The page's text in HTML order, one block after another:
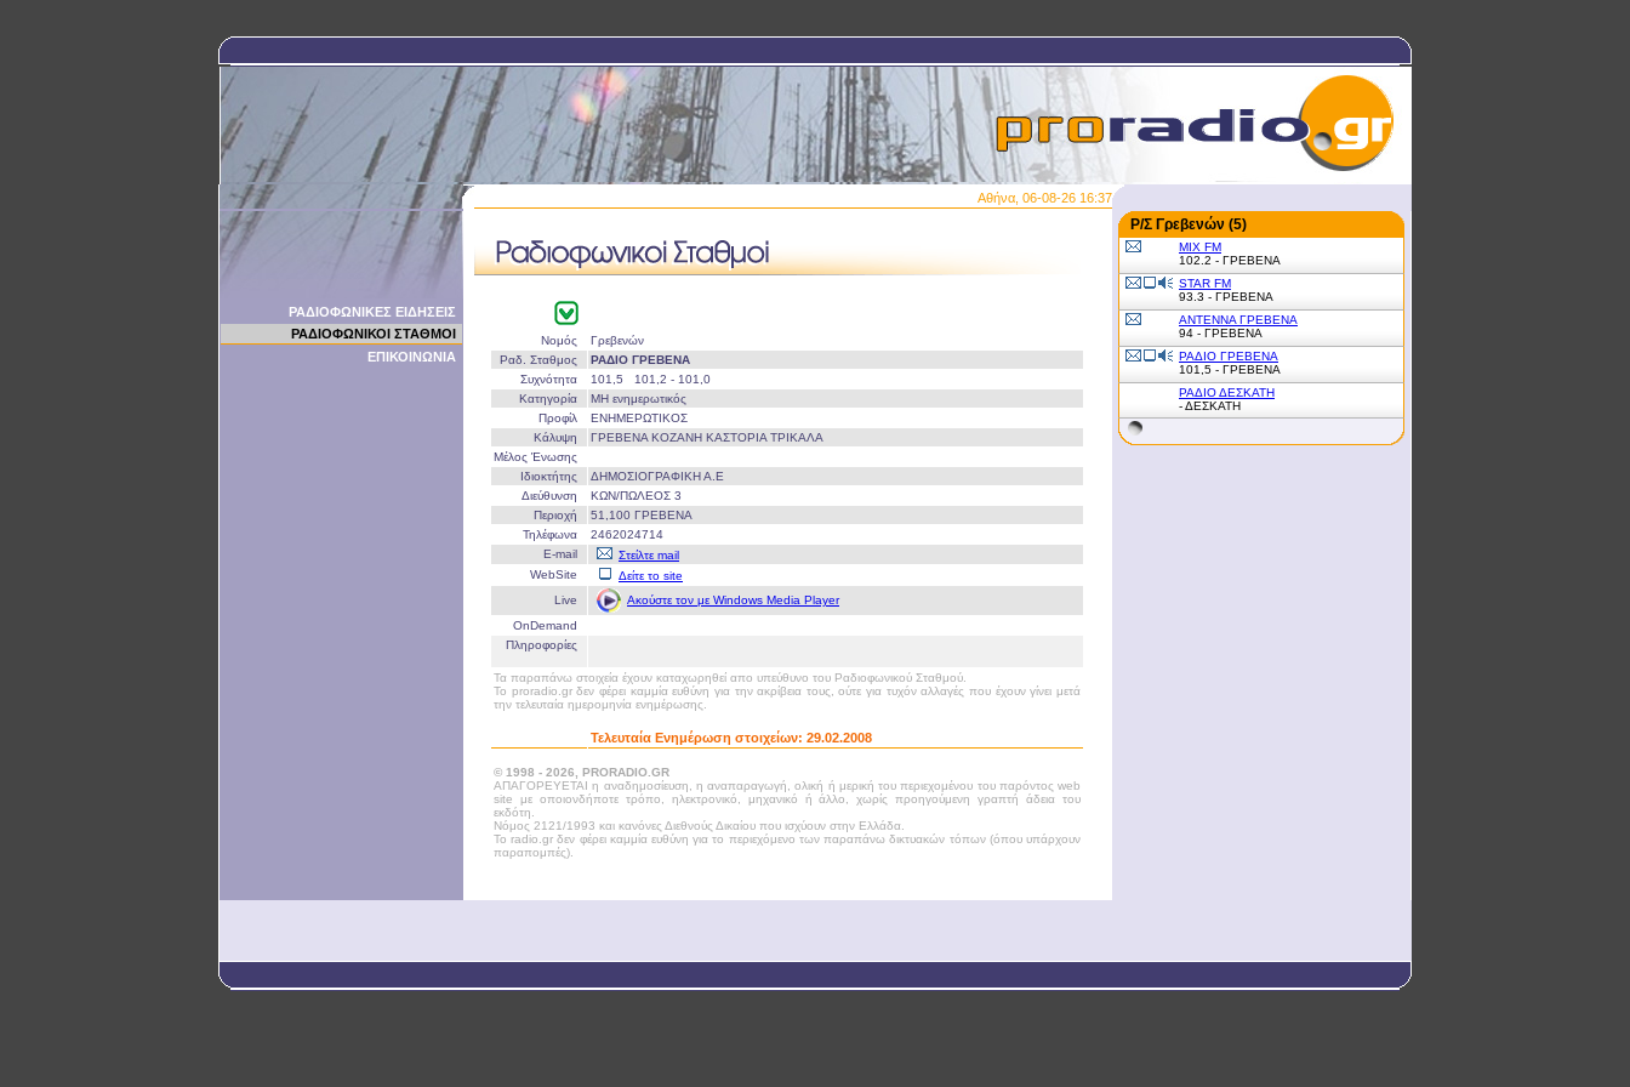
Αθήνα, 06-08-26 16:37
ΡΑΔΙΟΦΩΝΙΚΕΣ ΕΙΔΗΣΕΙΣ
ΡΑΔΙΟΦΩΝΙΚΟΙ ΣΤΑΘΜΟΙ
ΕΠΙΚΟΙΝΩΝΙΑ
Νομός
Γρεβενών
Ραδ. Σταθμος
ΡΑΔΙΟ ΓΡΕΒΕΝΑ
Συχνότητα
101,5 101,2 - 101,0
Κατηγορία
ΜΗ ενημερωτικός
Προφίλ
ΕΝΗΜΕΡΩΤΙΚΟΣ
Κάλυψη
ΓΡΕΒΕΝΑ ΚΟΖΑΝΗ ΚΑΣΤΟΡΙΑ ΤΡΙΚΑΛΑ
Μέλος Ένωσης
Ιδιοκτήτης
ΔΗΜΟΣΙΟΓΡΑΦΙΚΗ Α.Ε
Διεύθυνση
ΚΩΝ/ΠΩΛΕΟΣ 3
Περιοχή
51,100 ΓΡΕΒΕΝΑ
Τηλέφωνα
2462024714
E-mail
Στείλτε mail
WebSite
Δείτε το site
Live
Ακούστε τον με Windows Media Player
OnDemand
Πληροφορίες
Τα παραπάνω στοιχεία έχουν καταχωρηθεί απο υπεύθυνο του Ραδιοφωνικού Σταθμού.
Το proradio.gr δεν φέρει καμμία ευθύνη για την ακρίβεια τους, ούτε για τυχόν αλλαγές που έχουν γίνει μετά
την τελευταία ημερομηνία ενημέρωσης.
Τελευταία Ενημέρωση στοιχείων: 29.02.2008
© 1998 - 2026, PRORADIO.GR
ΑΠΑΓΟΡΕΥΕΤΑΙ η αναδημοσίευση, η αναπαραγωγή, ολική ή μερική του περιεχομένου του παρόντος web
site με οποιονδήποτε τρόπο, ηλεκτρονικό, μηχανικό ή άλλο, χωρίς προηγούμενη γραπτή άδεια του
εκδότη.
Νόμος 2121/1993 και κανόνες Διεθνούς Δικαίου που ισχύουν στην Ελλάδα.
Το radio.gr δεν φέρει καμμία ευθύνη για το περιεχόμενο των παραπάνω δικτυακών τόπων (όπου υπάρχουν
παραπομπές).
Ρ/Σ Γρεβενών (5)
MIX FM
102.2 - ΓΡΕΒΕΝΑ
STAR FM
93.3 - ΓΡΕΒΕΝΑ
ΑΝΤΕΝΝΑ ΓΡΕΒΕΝΑ
94 - ΓPEBENA
ΡΑΔΙΟ ΓΡΕΒΕΝΑ
101,5 - ΓΡΕΒΕΝΑ
ΡΑΔΙΟ ΔΕΣΚΑΤΗ
- ΔΕΣΚΑΤΗ